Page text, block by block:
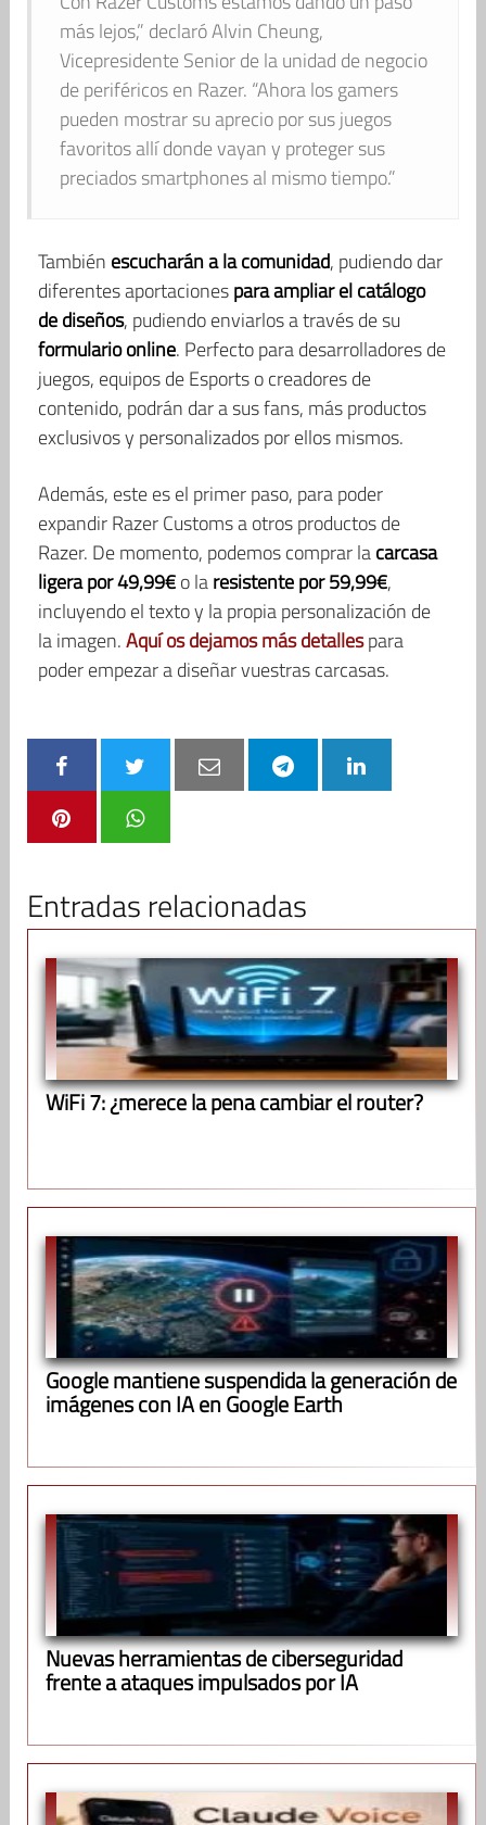
más lejos,” declaró Alvin Cheung,
Vicepresidente Senior de la unidad de negocio
de periféricos en Razer. “Ahora los gamers
pueden mostrar su aprecio por sus juegos
favoritos allí donde vayan y proteger sus
preciados smartphones al mismo tiempo.”
También escucharán a la comunidad, pudiendo dar
diferentes aportacionespara ampliar el catálogo
de diseños, pudiendo enviarlos a través de su
formulario online. Perfecto para desarrolladores de
juegos, equipos de Esports o creadores de
contenido, podrán dar a sus fans, más productos
exclusivos y personalizados por ellos mismos.
Además, este es el primer paso, para poder
expandir Razer Customs a otros productos de
Razer. De momento, podemos comprar lacarcasa
ligera por 49,99€o laresistente por 59,99€,
incluyendo el texto y la propia personalización de
la imagen.Aquí os dejamos más detallespara
poder empezar a diseñar vuestras carcasas.
Entradas relacionadas
WiFi 7: ¿merece la pena cambiar el router?
Google mantiene suspendida la generación de
imágenes con IA en Google Earth
Nuevas herramientas de ciberseguridad
frente a ataques impulsados por IA